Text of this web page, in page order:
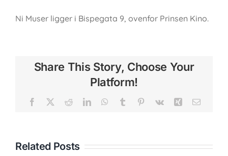
Ni Muser ligger i Bispegata 9, ovenfor Prinsen Kino.
Share This Story, Choose Your
Platform!
Facebook RedditLinkedInWhatsApp
Tumblr Pinterest
Vk Xing Email
Related Posts